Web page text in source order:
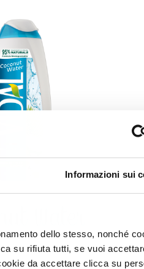
Informazioni sui
dello stesso, nonché
su rifiuta tutti, se vuoi
da accettare clicca su